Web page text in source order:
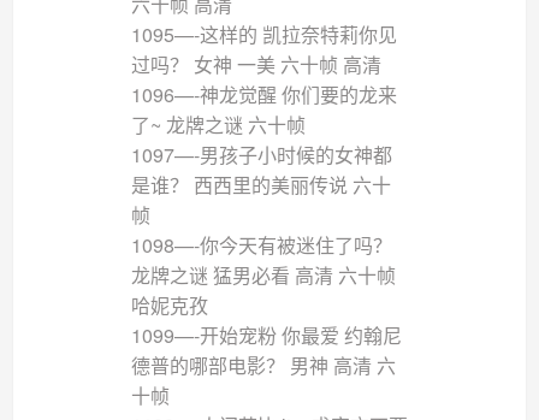
1095—-这样的 凯拉奈特莉你见
过吗？ 女神 一美 六十帧 高清
1096—-神龙觉醒 你们要的龙来
了~ 龙牌之谜 六十帧
1097—-男孩子小时候的女神都
是谁？ 西西里的美丽传说 六十
帧
1098—-你今天有被迷住了吗？
龙牌之谜 猛男必看 高清 六十帧
哈妮克孜
1099—-开始宠粉 你最爱 约翰尼
德普的哪部电影？ 男神 高清 六
十帧